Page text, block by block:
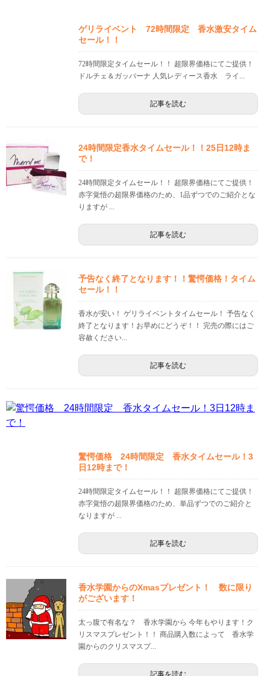
ゲリライベント 72時間限定 香水激安タイム
セール！！
72時間限定タイムセール！！ 超限界価格にてご提供！
ドルチェ＆ガッバーナ 人気レディース香水 ライ...
記事を読む
24時間限定香水タイムセール！！25日12時ま
で！
24時間限定タイムセール！！ 超限界価格にてご提供！
赤字覚悟の超限界価格のため、1品ずつでのご紹介とな
りますが ...
記事を読む
予告なく終了となります！！驚愕価格！タイム
セール！！
香水が安い！ ゲリライベントタイムセール！ 予告なく
終了となります！お早めにどうぞ！！ 完売の際にはご
容赦ください...
記事を読む
驚愕価格 24時間限定 香水タイムセール！3
日12時まで！
24時間限定タイムセール！！ 超限界価格にてご提供！
赤字覚悟の超限界価格のため、単品ずつでのご紹介と
なりますが ...
記事を読む
香水学園からのXmasプレゼント！ 数に限り
がございます！
太っ腹で有名な？ 香水学園から 今年もやります！ク
リスマスプレゼント！！ 商品購入数によって 香水学
園からのクリスマスプ...